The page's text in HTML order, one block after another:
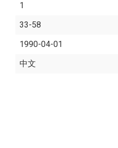
1
33-58
1990-04-01
中文